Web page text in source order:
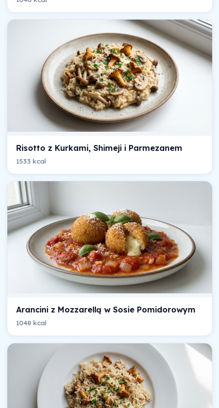
Risotto z Kurkami, Shimeji i Parmezanem
1533 kcal
Arancini z Mozzarellą w Sosie Pomidorowym
1048 kcal